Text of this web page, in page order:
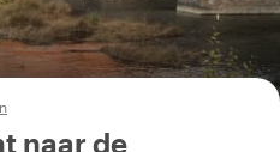
naar de